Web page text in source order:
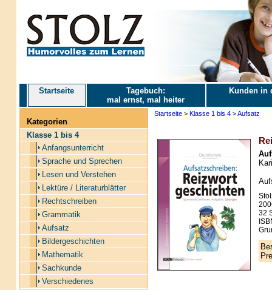
Startseite
Tagebuch:
mal ernst, mal heiter
Kunden in
Kategorien
Klasse 1 bis 4
Anfangsunterricht
Sprache und Sprechen
Lesen und Verstehen
Lektüre / Literaturblätter
Rechtschreiben
Grammatik
Aufsatz
Bildergeschichten
Mathematik
Sachkunde
Verschiedenes
Startseite> Klasse 1 bis 4>Aufsatz
32